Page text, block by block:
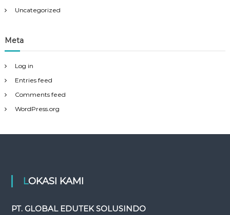
Uncategorized
Meta
Log in
Entries feed
Comments feed
WordPress.org
LOKASI KAMI
PT. GLOBAL EDUTEK SOLUSINDO